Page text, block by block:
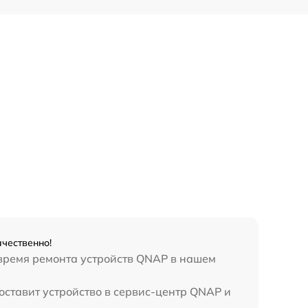
ремонта устройств QNAP в нашем
устройство в сервис-центр QNAP и